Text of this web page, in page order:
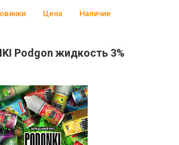
Цена Наличие
Podgon жидкость 3%